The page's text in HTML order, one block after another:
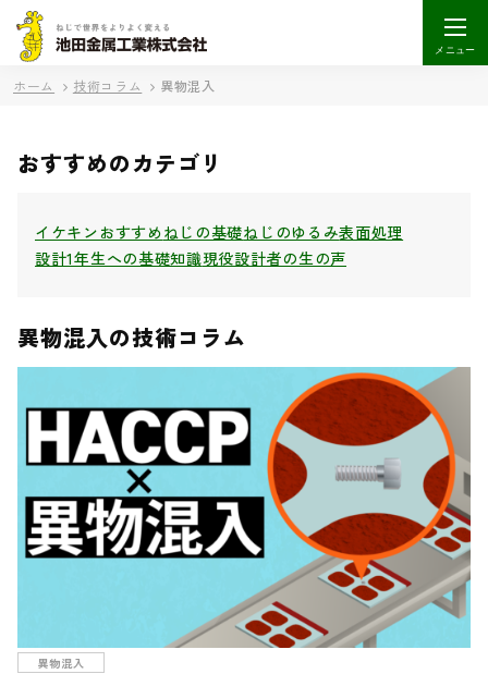
メニュー
ホーム 技術コラム 異物混入
おすすめのカテゴリ
イケキンおすすめねじの基礎ねじのゆるみ表面処理
設計1年生への基礎知識現役設計者の生の声
異物混入の技術コラム
異物混入